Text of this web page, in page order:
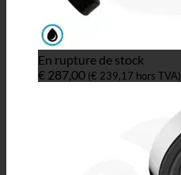
En rupture de stock
€ 287,00 (€ 239,17 hors TVA)